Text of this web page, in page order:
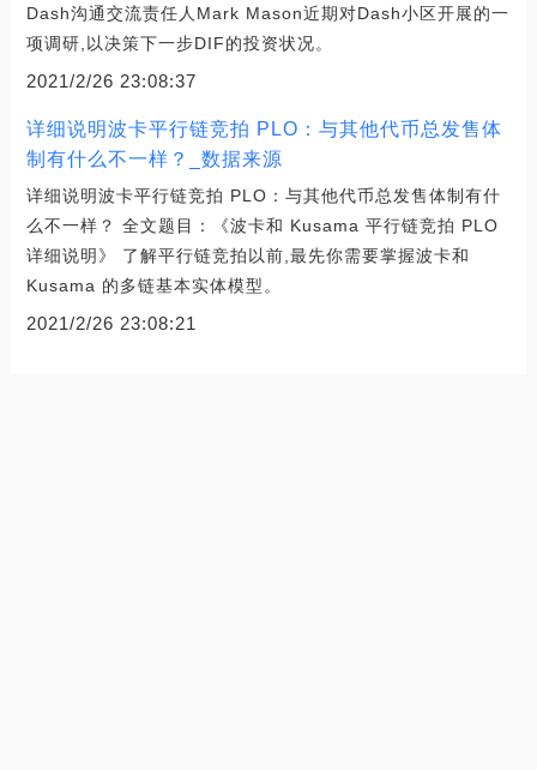
Dash沟通交流责任人Mark Mason近期对Dash小区开展的一
项调研,以决策下一步DIF的投资状况。
2021/2/26 23:08:37
详细说明波卡平行链竞拍 PLO：与其他代币总发售体
制有什么不一样？_数据来源
详细说明波卡平行链竞拍 PLO：与其他代币总发售体制有什
么不一样？ 全文题目：《波卡和 Kusama 平行链竞拍 PLO
详细说明》 了解平行链竞拍以前,最先你需要掌握波卡和
Kusama 的多链基本实体模型。
2021/2/26 23:08:21